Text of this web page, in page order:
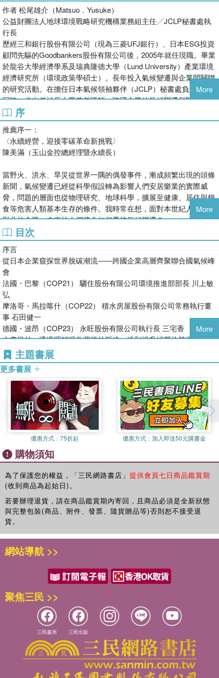
因著聯合國氣候峰會的舉行，台灣也公布了2050淨零排放路徑政
策，淨零碳排是全球企業急起直追的目標，也將改變產業及生活的
面貌。企業如何建立穩健的脫碳計畫？中小型企業如何達到
RE100？如何讓ESG成為企業的DNA？掌握氣候變遷下的時代競
爭力，攸關企業生存與永續。回應氣候變遷的風險迫在眉睫，企業
不得不加速低碳計畫；這個破壞性變革，是挑戰也是機會。在社會
期待企業轉型的現在，作者以淺顯易懂的方式解說「脫碳經營」的
全貌及各種嘗試，闡述氣候危機對企業的影響，討論相關法規與實
路。
氣候變遷時代下企業最重要的KPI是「碳預算」
日本知名企業這樣做：
實例一：日本知名不動產公司積水房屋在2019年2月，建設了全住
House Mansion），至今也持續致力於節能住宅的建設。
實例二：知名事務機品牌理光股份有限公司覺察世界潮流與利益相
關者的要求，以脫碳社會與循環經濟為重要發展策略。
實例三：跨國電子製造公司富士通分階段轉換為可再生能源供電，
溫室氣體減量目標提高至1.5度。
（更多內容，請參閱本書）
本書優勢
1. 從氣候變遷的成因談起，討論近年全球興起的氣候組織與法規。
2. 最熱門脫碳關鍵字解析，如巴黎協定、RE100、碳預算、
CBAM、碳洩漏等等。
3. 以豐富圖表呈現重要數據，幫助企業擬訂中長期目標。
4. 收錄日本案例分析，提供企業思考方法，打造專屬減碳計畫。
盛情推薦
陳美滿∣玉山金控總經理暨永續長
陳鴻儒∣臺灣環保暨資源再生設備工業同業公會理事長
葉欣誠∣國立臺灣師範大學環境教育研究所教授
鄭仲凱∣BSI英國標準協會台灣分公司技術長
簡山傑∣聯華電子共同總經理暨永續長
（依姓名筆劃排序）
作者 松尾雄介（Matsuo．Yusuke）
公益財團法人地球環境戰略研究機構業務組主任╱JCLP秘書處執
行長
歷經三和銀行股份有限公司（現為三菱UFJ銀行）、日本ESG投資
顧問先驅的Goodbankers股份有限公司後，2005年就任現職。畢業
於龍谷大學經濟學系及瑞典隆德大學（Lund University）產業環境
經濟研究所（環境政策學碩士）。長年投入氣候變遷與企業間關聯
的研究活動。在擔任日本氣候領袖夥伴（JCLP）秘書處負責人的
同時，也出任神戶大學兼任講師、跨國企業的氣候變遷顧問、
RE100領袖獎評審、地方自治團體各種委員會的委員等多重職務。
獲獎經歷：2010年度能源、資源學會第14屆茅獎勵獎；環境省第9
屆、第11屆NGO╱NPO、企業環境政策建言大獎等眾多獎項。
協助撰稿 日本氣候領袖夥伴（JCLP）
開積極行動而於2009年創建的日本經濟團體。2021年夏天為止共
有約200家公司加盟，都是來自各行各業足以代表日本的知名企
業。加盟企業的營收合計約120兆日圓、總消費電力約為
60TWh（包含國外的參考值、概算值）。身處於實現脫碳社會的轉
2017年起，成為國際非營利組織「The Climate Group」的區域合
作夥伴，除了擔任日本RE100、EV100、EP100的窗口外，也參加
聯合國大會首腦級的高階會議、政府的各種委員會，在國內外都積
極地提出建言。此外，與橫濱市、五島市等締結合作協議，共同主
辦日本獨自的新綱要「再生能源100宣言 RE Action」等，也推動
各項為建構脫碳社會的實踐活動。
http://www.japan-clp.jp/
陳光棻
台灣新竹縣人，北海道大學國際廣報媒體研究科碩士。譯有《可愛
力量大》、《你最愛誰？》、《女人要有型》、《到哪都搶手》、
《怦然心動的人生整理魔法》、《單身的這樣那樣》、《無子人
生》、《永遠懷抱希望》、《最後一件大事》等，現為專職譯者。
More
序
推薦序一：
〈永續經營，迎接零碳革命新挑戰〉
陳美滿（玉山金控總經理暨永續長）
當野火、洪水、旱災從世界一隅的偶發事件，漸成頻繁出現的頭條
新聞，氣候變遷已經從科學假設轉為影響人們安居樂業的實際威
脅，問題的層面也從物理研究、地球科學，擴展至健康、居住與糧
食等危害人類基本生存的條件。我時常在想，面對本世紀人類生死
與共的命題，未來的人們將會如何看待氣候變遷？
下一世代會感謝當代人的果斷與勇敢，為氣候危機帶來轉機；還是
遺憾我們的猶疑未決，錯過解決氣候問題的最後時機？要回答這個
問題，《零碳實踐革命》給了我們一些指引：現在不做，以後就來
不及了。氣候變遷如此，企業低碳轉型亦然。
本書作者松尾雄介，為兩百多間致力實踐脫碳經營的日本企業所組
成的經濟團體──日本氣候領袖夥伴（JCLP）秘書處執行長，
JCLP是日本RE100、EV100、EP100的窗口，也積極代表參與聯
合國氣候會議、政府委員會等，長期協助日本企業接軌國際ESG趨
勢。他在書中點出企業在全球脫碳經營思維的趨勢下所面臨的兩道
風險：實際來自氣候變遷的物理風險，以及市場機制逐步邁向低碳
本書也清楚刻畫金融業面對氣候變遷所扮演的角色，不同於一般企
業，不僅止於自身營運的減碳作為，來自投、融資的價值鏈碳排放
趨勢下，投資人將檢視面對一道道氣候政策的巨浪時，金融業與企
業如何共同因應大環境的挑戰，乘風破浪，行穩致遠。更進一步，
透過資本的力量，銀行經由責任投資、責任融資及永續金融商品，
可以串聯各行各業與所有人，進而產生巨大的ESG 影響力，這也
是金融業在ESG 的浪潮中一直被期待擔任重要角色及賦予重大責
玉山成立至今，秉持成為「綜合績效最好，也最被尊敬的企業」的
三座大山。玉山長期將永續經營思維融入企業發展策略，率台灣金
融業之先入選道瓊永續指數（DJSI），近年皆名列世界前十。玉山
更成為台灣首家、全球第三家完成國際SBT科學減碳目標審查的銀
行，設立中長期目標，朝二五年升溫控制在一．五度目標邁進。
不僅於此，玉山攜手多家傑出台灣企業共同提出ESG永續倡議，與
擁有相同價值觀的企業凝聚共同的智慧，讓資本的力量發揮更大的
正向影響力。
我們在書中看見了日本永續標竿企業的領先作為，特別令人佩服的
是日本企業因應國際ESG浪潮對營運與成長所帶來的壓力，因為
「正視自己的不足，所以不斷進步」的思維而勇敢面對改變。這讓
我們備感鼓舞，與世界一流的企業共同採取行動，讓我們在追求永
續的路上腳步更加堅定。我們也堅信，位居世界供應鏈重要位置的
台灣企業，將有越來越多志同道合的夥伴一起前行，讓我們共同以
具體行動實踐零碳經營，為這片土地盡一份心力，攜手邁向永續未
推薦序二：
〈啟動綠色轉型，從現在開始！〉
More
目次
序言
從日本企業窺探世界脫碳潮流――跨國企業高層齊聚聯合國氣候峰
會
法國・巴黎（COP21） 驪住股份有限公司環境推進部部長 川上敏
弘
摩洛哥・馬拉喀什（COP22） 積水房屋股份有限公司常務執行董
事 石田健一
德國・波昂（COP23） 永旺股份有限公司執行長 三宅香
本書目的：透過理解現象背後的脈絡，達到提升經營決策準確度的
目標
◎第一部 氣候變遷的脈絡與邏輯
第1章 氣候變遷是「威脅社會基礎建設的重大風險」
1 氣候變遷不等於環保議題；氣候變遷的因應對策是「營業執照」
2 氣候變遷的「全球標準」
第2章 避免氣候危機需要「破壞性變化」
1 避免氣候危機，氣溫上升需要控制在攝氏1.5度以內
2 氣候變遷時代最重要的KPI：碳預算
3 碳預算對市場的含義
◎第二部 被迫改變的投資與經營
第3章 氣候變遷對企業的影響（風險）
3 氣候風險影響的規模
第4章 驟變的世界金融投資標準
1 金融當局的擔憂
2 投資人在觀察什麼
3 投資人對氣候風險的因應
4 氣候變遷影響企業價值的路徑
◎第三部 脫碳經營的實踐
第5章 脫碳經營的全球標準
More
主題書展
更多書展
優惠方式： 75折起 優惠方式： 加入即送50元購書金
購物須知
為了保護您的權益，「三民網路書店」 提供會員七日商品鑑賞期
(收到商品為起始日)。
若要辦理退貨，請在商品鑑賞期內寄回，且商品必須是全新狀態
與完整包裝(商品、附件、發票、隨貨贈品等)否則恕不接受退
貨。
網站導航 >>
聚焦三民 >>
三民書局 三民出版